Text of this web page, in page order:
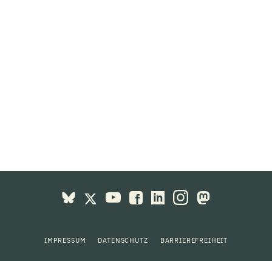
IMPRESSUM DATENSCHUTZ BARRIEREFREIHEIT